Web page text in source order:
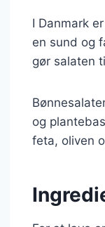
I Danmark
en sund og
gør salaten
og
feta, oliven